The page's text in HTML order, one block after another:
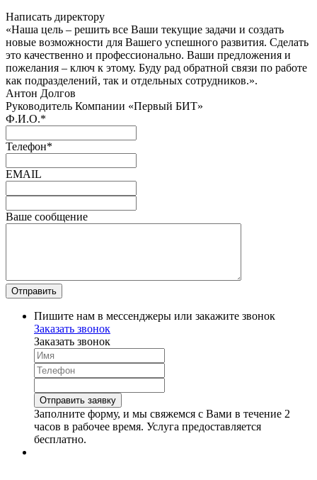
Написать директору
«Наша цель – решить все Ваши текущие задачи и создать
новые возможности для Вашего успешного развития. Сделать
это качественно и профессионально. Ваши предложения и
пожелания – ключ к этому. Буду рад обратной связи по работе
как подразделений, так и отдельных сотрудников.».
Антон Долгов
Руководитель Компании «Первый БИТ»
Ф.И.О.*
Телефон*
EMAIL
Ваше сообщение
Пишите нам в мессенджеры или закажите звонок
Заказать звонок
Заказать звонок
Заполните форму, и мы свяжемся с Вами в течение 2
часов в рабочее время. Услуга предоставляется
бесплатно.